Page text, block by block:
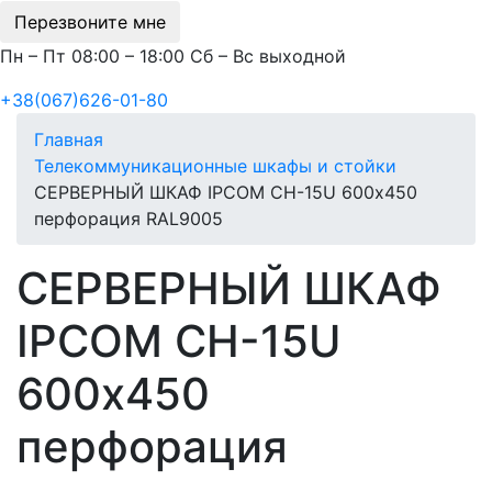
Перезвоните мне
Пн – Пт 08:00 – 18:00 Сб – Вс выходной
+38(067)626-01-80
Главная
Телекоммуникационные шкафы и стойки
СЕРВЕРНЫЙ ШКАФ IPCOM СН-15U 600х450
перфорация RAL9005
СЕРВЕРНЫЙ ШКАФ
IPCOM СН-15U
600х450
перфорация